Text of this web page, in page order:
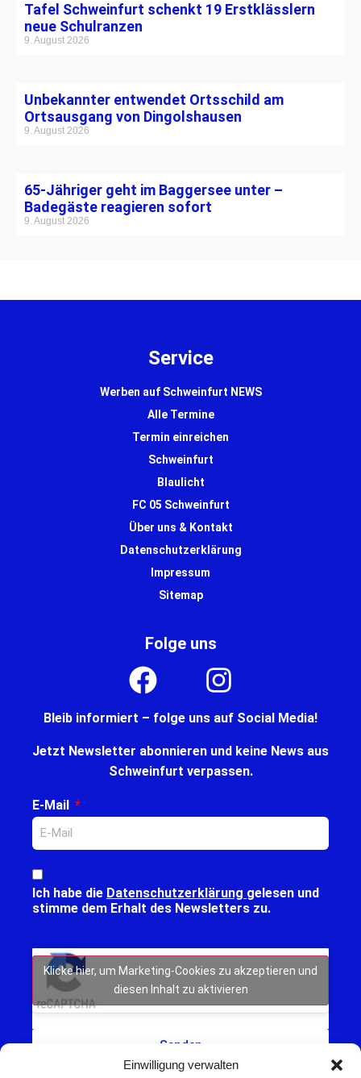
Einwilligung verwalten
Tafel Schweinfurt schenkt 19 Erstklässlern
neue Schulranzen
9. August 2026
Unbekannter entwendet Ortsschild am
Ortsausgang von Dingolshausen
9. August 2026
65-Jähriger geht im Baggersee unter –
Badegäste reagieren sofort
9. August 2026
Service
Werben auf Schweinfurt NEWS
Alle Termine
Termin einreichen
Schweinfurt
Blaulicht
FC 05 Schweinfurt
Über uns & Kontakt
Datenschutzerklärung
Impressum
Sitemap
Folge uns
Bleib informiert – folge uns auf Social Media!
Jetzt Newsletter abonnieren und keine News aus
Schweinfurt verpassen.
E-Mail
Ich habe die Datenschutzerklärung gelesen und
stimme dem Erhalt des Newsletters zu.
Klicke hier, um Marketing-Cookies zu akzeptieren und
diesen Inhalt zu aktivieren
Senden